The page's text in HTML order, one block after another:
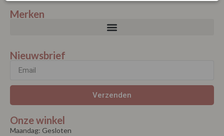
Merken
Nieuwsbrief
Verzenden
Onze winkel
Maandag: Gesloten